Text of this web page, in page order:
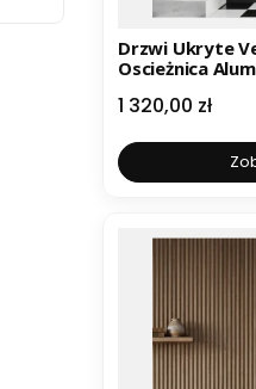
Drzwi Ukryte
Oscieżnica
Cena
1 320,00 zł